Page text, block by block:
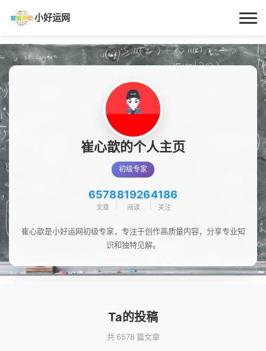
小好运网
首页
崔心歆的个人主页
初级专家
6578
文章
81926
阅读
4186
关注
崔心歆是小好运网初级专家，专注于创作高质量内容，分享专业知
识和独特见解。
Ta的投稿
共 6578 篇文章